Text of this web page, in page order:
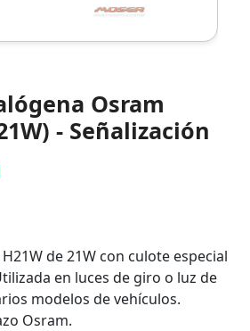
Osram
- Señalización
de 21W con culote especial
en luces de giro o luz de
modelos de vehículos.
Osram.